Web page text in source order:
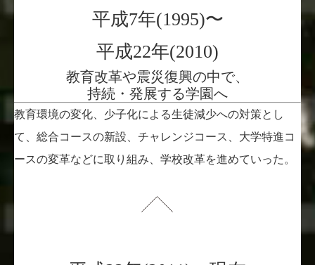
平成7年(1995)〜
平成22年(2010)
教育改革や震災復興の中で、
持続・発展する学園へ
教育環境の変化、少子化による生徒減少への対策とし
て、総合コースの新設、チャレンジコース、大学特進コ
ースの変革などに取り組み、学校改革を進めていった。